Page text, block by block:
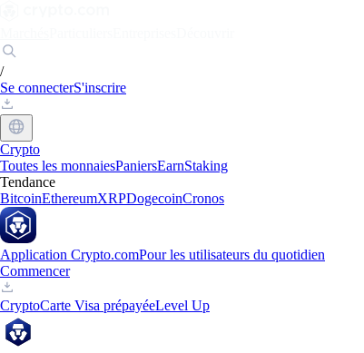
/
Se connecterS'inscrire
Crypto
Toutes les monnaiesPaniersEarnStaking
Tendance
BitcoinEthereumXRPDogecoinCronos
Application Crypto.comPour les utilisateurs du quotidien
Commencer
CryptoCarte Visa prépayéeLevel Up